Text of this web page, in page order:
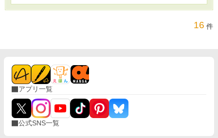
ん。
16 件
アプリ一覧
公式SNS一覧